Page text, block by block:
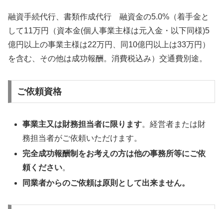
融資手続代行、書類作成代行 融資金の5.0%（着手金と
して11万円（資本金(個人事業主様は元入金・以下同様)5
億円以上の事業主様は22万円、同10億円以上は33万円）
を含む、その他は成功報酬。消費税込み）交通費別途。
ご依頼資格
事業主又は財務担当者に限ります。経営者または財
務担当者がご依頼いただけます。
完全成功報酬制をお考えの方は他の事務所等にご依
頼ください。
同業者からのご依頼は原則として出来ません。